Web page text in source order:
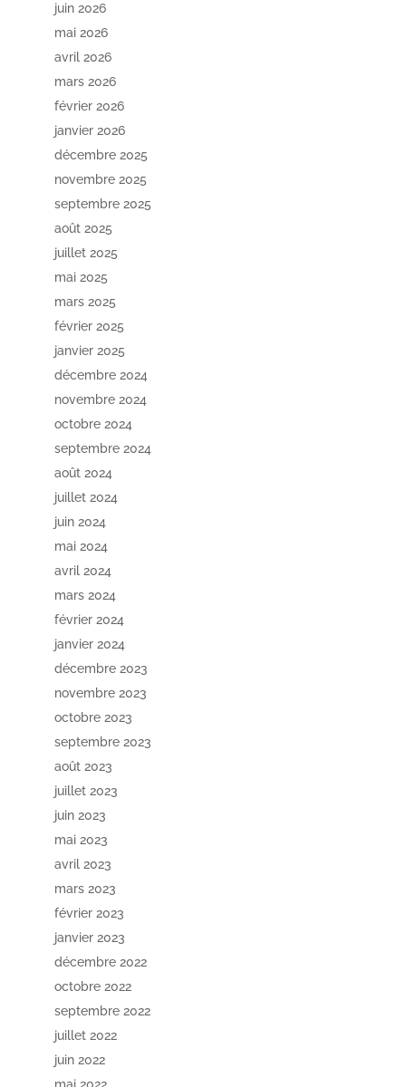
juin 2026
mai 2026
avril 2026
mars 2026
février 2026
janvier 2026
décembre 2025
novembre 2025
septembre 2025
août 2025
juillet 2025
mai 2025
mars 2025
février 2025
janvier 2025
décembre 2024
novembre 2024
octobre 2024
septembre 2024
août 2024
juillet 2024
juin 2024
mai 2024
avril 2024
mars 2024
février 2024
janvier 2024
décembre 2023
novembre 2023
octobre 2023
septembre 2023
août 2023
juillet 2023
juin 2023
mai 2023
avril 2023
mars 2023
février 2023
janvier 2023
décembre 2022
octobre 2022
septembre 2022
juillet 2022
juin 2022